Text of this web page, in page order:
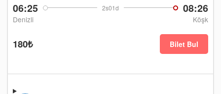
06:25 2s01d 08:26
Denizli Köşk
180₺ Bilet Bul